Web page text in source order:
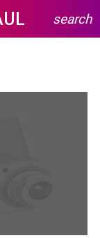
search